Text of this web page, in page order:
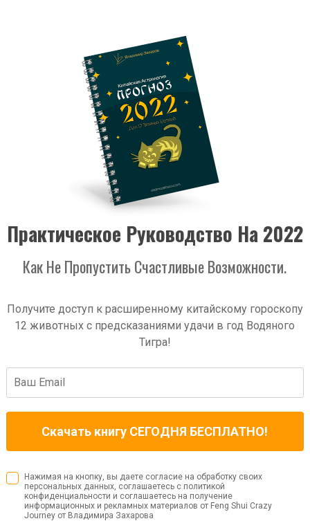
Практическое Руководство На 2022
Как Не Пропустить Счастливые Возможности.
Получите доступ к расширенному китайскому гороскопу
12 животных с предсказаниями удачи в год Водяного
Тигра!
Нажимая на кнопку, вы даете согласие на обработку своих
персональных данных, соглашаетесь с политикой
конфиденциальности и соглашаетесь на получение
информационных и рекламных материалов от Feng Shui Crazy
Journey от Владимира Захарова